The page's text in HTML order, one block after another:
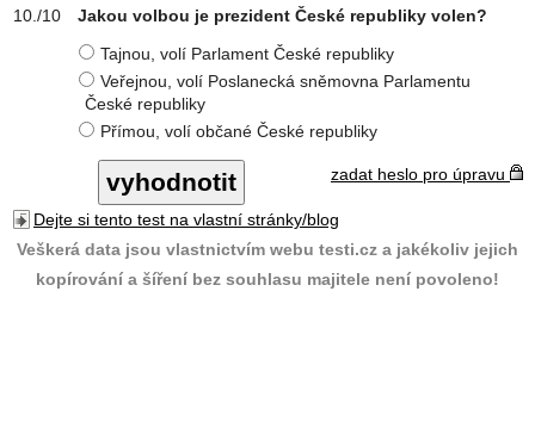
Jakou volbou je prezident České republiky volen?
Tajnou, volí Parlament České republiky
Veřejnou, volí Poslanecká sněmovna Parlamentu
České republiky
Přímou, volí občané České republiky
zadat heslo pro úpravu
Dejte si tento test na vlastní stránky/blog
Veškerá data jsou vlastnictvím webu testi.cz a jakékoliv jejich
kopírování a šíření bez souhlasu majitele není povoleno!